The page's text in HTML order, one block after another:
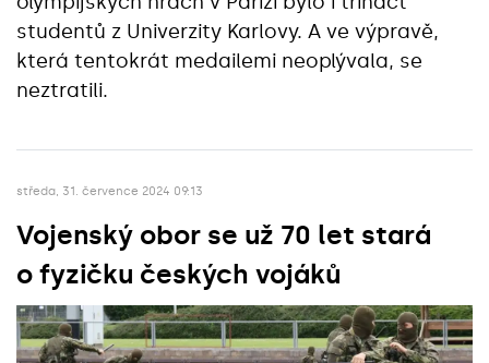
studentů z Univerzity Karlovy. A ve výpravě,
která tentokrát medailemi neoplývala, se
neztratili.
středa, 31. července 2024 09:13
Vojenský obor se už 70 let stará
o fyzičku českých vojáků